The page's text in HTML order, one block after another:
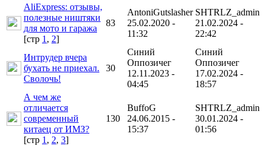
AliExpress: отзывы,
полезные ништяки
для мото и гаража
[cтр 1, 2]
83
AntoniGutslasher
25.02.2020 -
11:32
SHTRLZ_admin
21.02.2024 -
22:42
Интрудер вчера
бухать не приехал.
Сволочь!
30
Синий
Оппозичег
12.11.2023 -
04:45
Синий
Оппозичег
17.02.2024 -
18:57
А чем же
отличается
современный
китаец от ИМЗ?
[cтр 1, 2, 3]
130
BuffoG
24.06.2015 -
15:37
SHTRLZ_admin
30.01.2024 -
01:56